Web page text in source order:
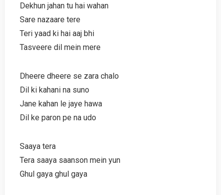
Dekhun jahan tu hai wahan
Sare nazaare tere
Teri yaad ki hai aaj bhi
Tasveere dil mein mere
Dheere dheere se zara chalo
Dil ki kahani na suno
Jane kahan le jaye hawa
Dil ke paron pe na udo
Saaya tera
Tera saaya saanson mein yun
Ghul gaya ghul gaya